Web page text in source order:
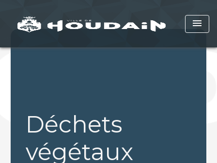
menu
Déchets
végétaux